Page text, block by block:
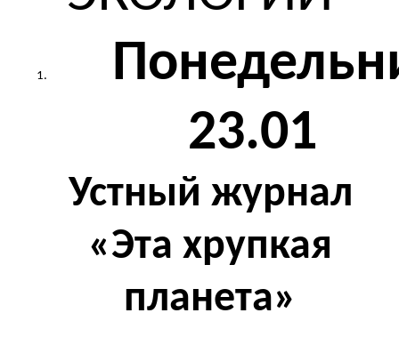
23.01
Устный журнал
«Эта хрупкая
планета»